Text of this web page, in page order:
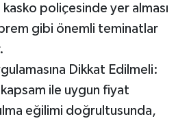
poliçesinde yer alması
gibi önemli teminatlar
Dikkat Edilmeli:
ile uygun fiyat
eğilimi doğrultusunda,